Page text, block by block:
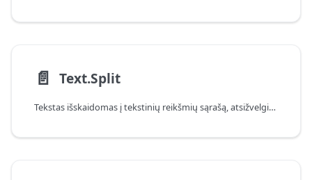
📄️ Text.Split
Tekstas išskaidomas į tekstinių reikšmių sąrašą, atsižvelgiant į nurodytą skyriklį.